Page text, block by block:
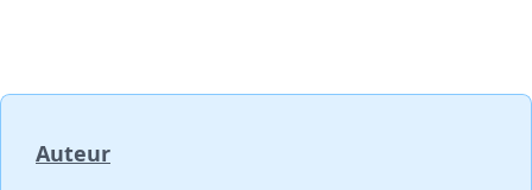
Auteur